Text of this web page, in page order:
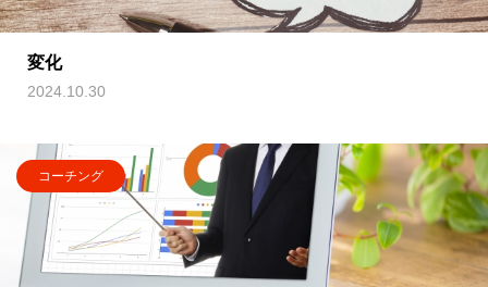
変化
2024.10.30
コーチング